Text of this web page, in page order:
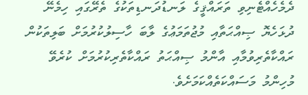
ދެމެހެއްޓެނިވި ތަރައްޤީގެ ލަނޑުދަނޑިތަކުގެ ތެރޭގައި ހިމެނޭ
ދުޅަހެޔޮ ޞިއްޙަތާއި މުޖުތަމަޢުގެ ލާބަ ހާސިލުކުރުމަށް ބަލިތަކުން
ރައްކާތެރިވުމާއި އާންމު ޞިއްޙަތު ރައްކާތެރިކުރުމަށް ކުރެވޭ
މުހިންމު މަސައްކަތެއްކަމަށެވެ.